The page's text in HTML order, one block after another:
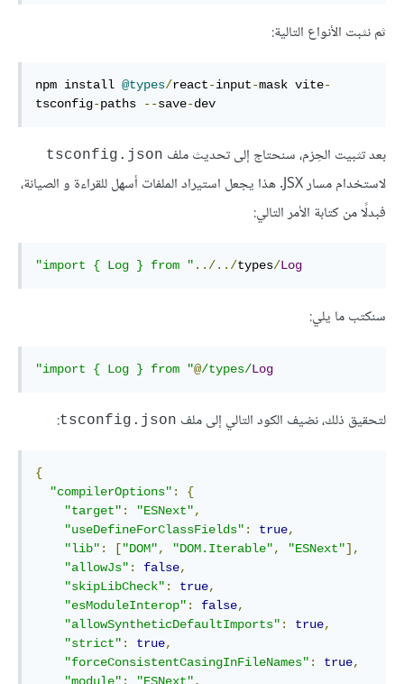
ثم نثبت الأنواع التالية:
npm install @types/react-input-mask vite-
tsconfig-paths --save-dev
بعد تثبيت الحِزم، سنحتاج إلى تحديث ملف tsconfig.json
لاستخدام مسار JSX. هذا يجعل استيراد الملفات أسهل للقراءة و الصيانة،
فبدلًا من كتابة الأمر التالي:
"import { Log } from " ../../types/Log
سنكتب ما يلي:
"import { Log } from "@/types/Log
لتحقيق ذلك، نضيف الكود التالي إلى ملف tsconfig.json
:
{
"compilerOptions" :
{
"target" : "ESNext",
"useDefineForClassFields" : true,
"lib" : ["DOM", "DOM.Iterable", "ESNext"],
"allowJs" : false,
"skipLibCheck" : true,
"esModuleInterop" : false,
"allowSyntheticDefaultImports" : true,
"strict" : true,
"forceConsistentCasingInFileNames" : true,